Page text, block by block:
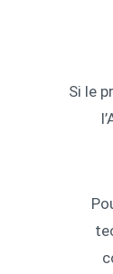
Si le